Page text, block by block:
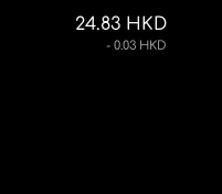
24.83 HKD
- 0.03 HKD